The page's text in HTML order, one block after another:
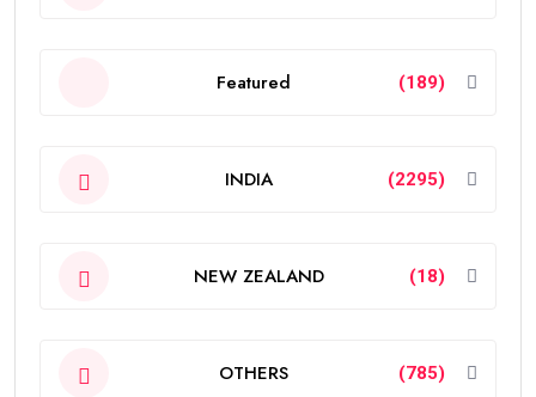
Featured (189)
INDIA (2295)
NEW ZEALAND (18)
OTHERS (785)